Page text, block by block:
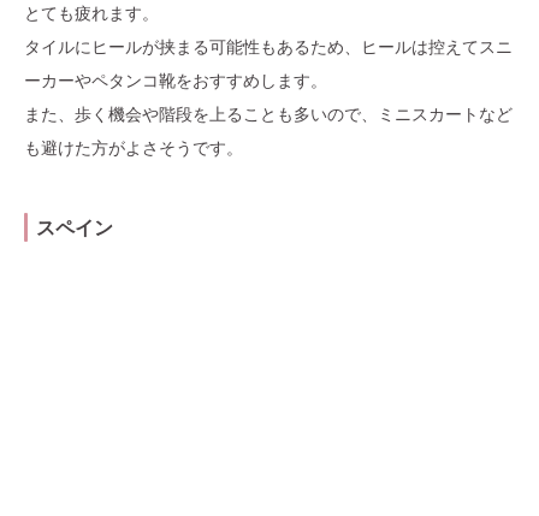
とても疲れます。
タイルにヒールが挟まる可能性もあるため、ヒールは控えてスニ
ーカーやペタンコ靴をおすすめします。
また、歩く機会や階段を上ることも多いので、ミニスカートなど
も避けた方がよさそうです。
スペイン